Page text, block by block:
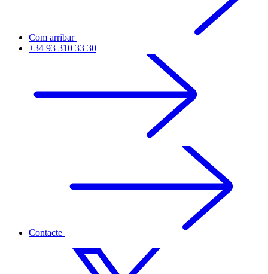
Com arribar
+34 93 310 33 30
Contacte